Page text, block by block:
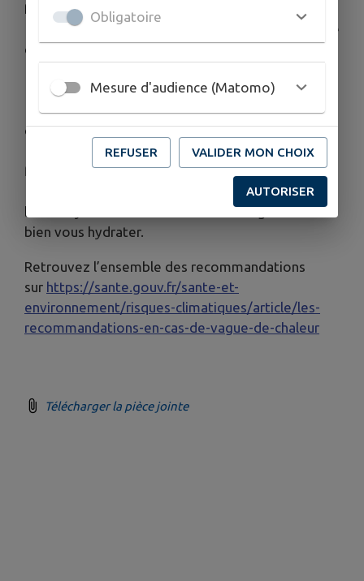
frais
❌Ne jamais laisser un enfant seul dans une voiture
ou une pièce surchauffée
✅Proposer régulièrement à boire
✅Surveiller particulièrement les enfants fragiles
ou malades
⚠Consulter rapidement un médecin en cas de
fièvre ou de changement de comportement
🤱En cas d’allaitement, le lait maternel assure une
bonne hydratation du bébé. Pensez également à
bien vous hydrater.
Retrouvez l’ensemble des recommandations
sur https://sante.gouv.fr/sante-et-
environnement/risques-climatiques/article/les-
recommandations-en-cas-de-vague-de-chaleur
Télécharger la pièce jointe
Obligatoire
Mesure d'audience (Matomo)
REFUSER VALIDER MON CHOIX
AUTORISER